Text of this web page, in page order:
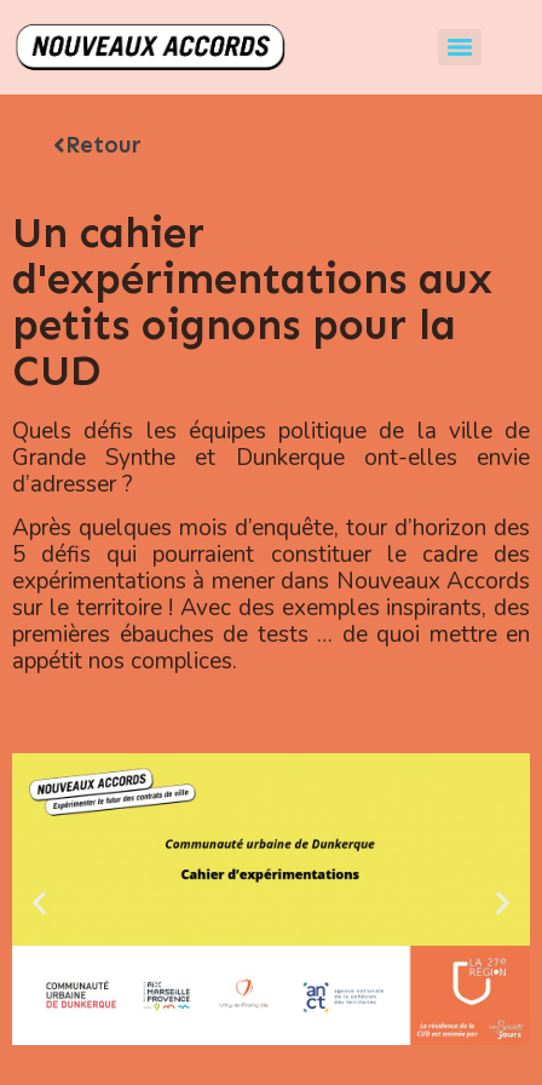
Retour
Un cahier
d'expérimentations aux
petits oignons pour la
CUD
Quels défis les équipes politique de la ville de
Grande Synthe et Dunkerque ont-elles envie
d’adresser ?
Après quelques mois d’enquête, tour d’horizon des
5 défis qui pourraient constituer le cadre des
expérimentations à mener dans Nouveaux Accords
sur le territoire ! Avec des exemples inspirants, des
premières ébauches de tests … de quoi mettre en
appétit nos complices.